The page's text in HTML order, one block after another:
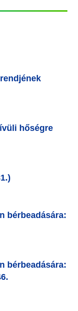
hőségre
bérbeadására:
bérbeadására: